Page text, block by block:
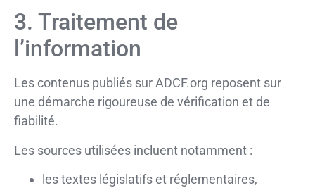
3. Traitement de
l’information
Les contenus publiés sur ADCF.org reposent sur
une démarche rigoureuse de vérification et de
fiabilité.
Les sources utilisées incluent notamment :
les textes législatifs et réglementaires,